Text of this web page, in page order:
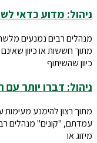
ניהול: מדוע כדאי
מנהלים רבים נמנעים
מתוך חששות או כיוון
כיוון שהשיתוף
ניהול: דברו יותר
מתוך רצון להימנע
עמדתם, "קונים" מנהלים
מיזוג או